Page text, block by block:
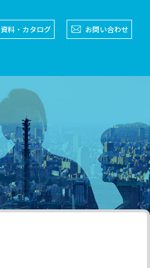
資料・カタログ お問い合わせ